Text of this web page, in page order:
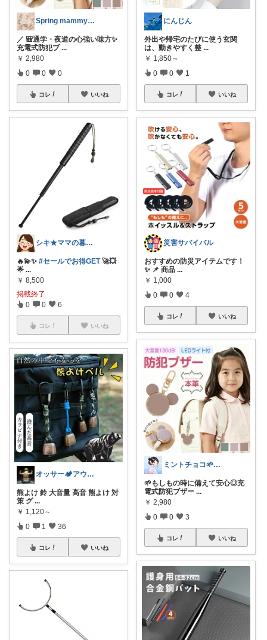
Spring mammy👶🌸
／ 🎒通学・夜道の心強い味方✨
充電式防犯ブ ...
￥ 2,980
0 0 0
コレ いいね
シキ★ママの暮らし、キッズ
🔥💫✨ #セールでお得GET🚀💥
🌟 ...
￥ 8,500
掲載終了
0 0 6
コレ いいね
オッサー🏕️アウトドアLove人間⛺️
熊よけ 鈴 大音量 高音 熊よけ 対
策 グ ...
￥ 1,120～
0 1 36
コレ いいね
にんじん
外出や帰宅のたびに使う玄関
は、動きやすく整 ...
￥ 1,850～
0 0 1
コレ いいね
災害サバイバル
おすすめの防災アイテムです！
✨ 📌 商品 ...
￥ 1,000
0 0 4
コレ いいね
ミントチョコ🌱いつもありがとう
🌱もしもの時に備えて安心◎充
電式防犯ブザー ...
￥ 2,980
0 0 3
コレ いいね